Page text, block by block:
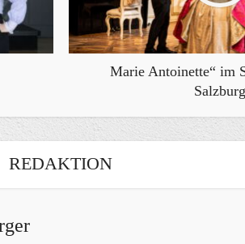
Marie Antoinette“ im
Salzburg
REDAKTION